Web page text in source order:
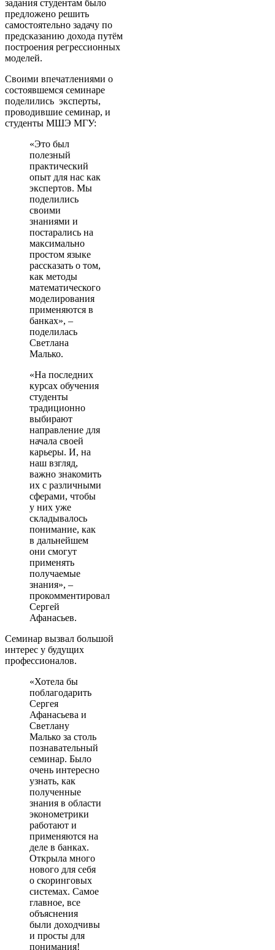
задания студентам было
предложено решить
самостоятельно задачу по
предсказанию дохода путём
построения регрессионных
моделей.
Своими впечатлениями о
состоявшемся семинаре
поделились эксперты,
проводившие семинар, и
студенты МШЭ МГУ:
«Это был
полезный
практический
опыт для нас как
экспертов. Мы
поделились
своими
знаниями и
постарались на
максимально
простом языке
рассказать о том,
как методы
математического
моделирования
применяются в
банках», –
поделилась
Светлана
Малько.
«На последних
курсах обучения
студенты
традиционно
выбирают
направление для
начала своей
карьеры. И, на
наш взгляд,
важно знакомить
их с различными
сферами, чтобы
у них уже
складывалось
понимание, как
в дальнейшем
они смогут
применять
получаемые
знания», –
прокомментировал
Сергей
Афанасьев.
Семинар вызвал большой
интерес у будущих
профессионалов.
«Хотела бы
поблагодарить
Сергея
Афанасьева и
Светлану
Малько за столь
познавательный
семинар. Было
очень интересно
узнать, как
полученные
знания в области
эконометрики
работают и
применяются на
деле в банках.
Открыла много
нового для себя
о скоринговых
системах. Самое
главное, все
объяснения
были доходчивы
и просты для
понимания!